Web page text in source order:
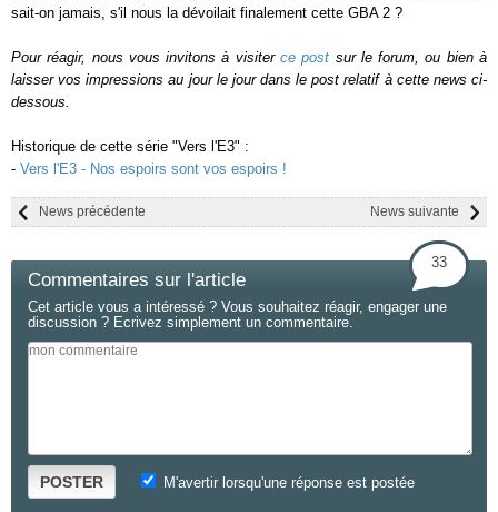
sait-on jamais, s'il nous la dévoilait finalement cette GBA 2 ?
Pour réagir, nous vous invitons à visiter ce post sur le forum, ou bien à
laisser vos impressions au jour le jour dans le post relatif à cette news ci-
dessous.
Historique de cette série "Vers l'E3" :
- Vers l'E3 - Nos espoirs sont vos espoirs !
News suivante
News précédente
Commentaires sur l'article
33
Cet article vous a intéressé ? Vous souhaitez réagir, engager une
discussion ? Ecrivez simplement un commentaire.
POSTER M'avertir lorsqu'une réponse est postée